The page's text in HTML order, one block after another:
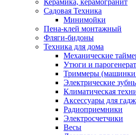
Керамика, керамогранит
Садовая Техника
Минимойки
Пена-клей монтажный
Фляги-бидоны
Техника для дома
Механические
Утюги и
Триммеры (машинки
Электрические
Климатическая
Аксессуары для
Радиоприемники
Электросчетчики
Весы